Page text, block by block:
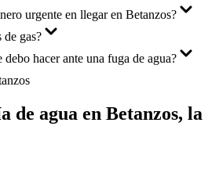
urgente en llegar en Betanzos?
de gas?
hacer ante una fuga de agua?
de agua en Betanzos, la